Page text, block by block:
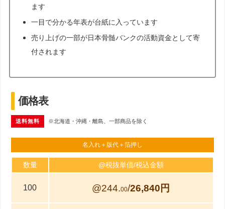
ます
一目で分かる年表が台紙に入っています
売り上げの一部が日本骨髄バンクの活動資金として寄
付されます
価格表
送料無料 ※北海道・沖縄・離島、一部商品を除く
名入れ＋版代＋箔押し
数量 @税抜単価/税込金額
100 @244.00/26,840円